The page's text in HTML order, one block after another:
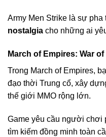
Army Men Strike là sự
nostalgia cho những ai
March of Empires: War
Trong March of Empires,
đạo thời Trung cổ, xây
thế giới MMO rộng lớn.
Game yêu cầu người chơi
tìm kiếm đồng minh toàn